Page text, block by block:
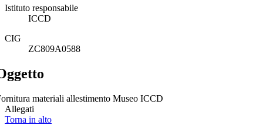
Istituto responsabile
ICCD
CIG
ZC809A0588
materiali allestimento Museo ICCD
Allegati
Torna in alto